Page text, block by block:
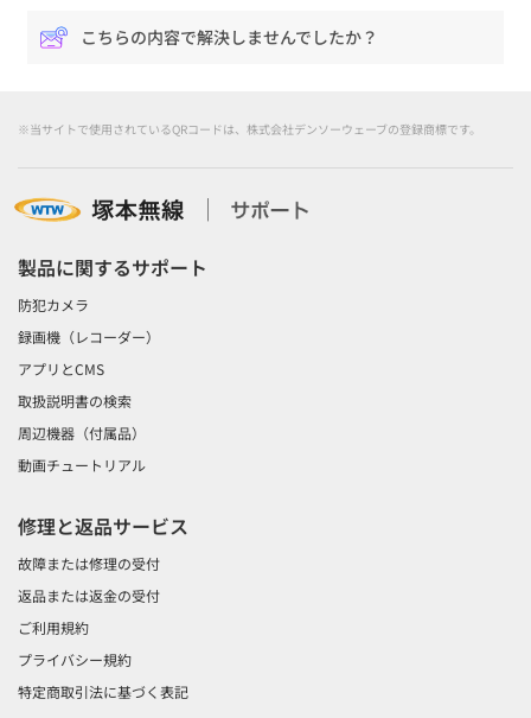
こちらの内容で解決しませんでしたか？
※当サイトで使用されているQRコードは、株式会社デンソーウェーブの登録商標です。
製品に関するサポート
防犯カメラ
録画機（レコーダー）
アプリとCMS
取扱説明書の検索
周辺機器（付属品）
動画チュートリアル
修理と返品サービス
故障または修理の受付
返品または返金の受付
ご利用規約
プライバシー規約
特定商取引法に基づく表記